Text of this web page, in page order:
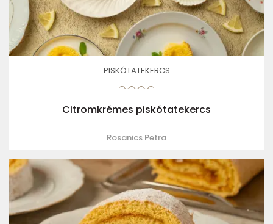
PISKÓTATEKERCS
Citromkrémes piskótatekercs
Rosanics Petra